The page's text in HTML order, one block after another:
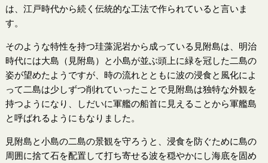
は、江戸時代から続く伝統的な工法で作られていると言いま
す。
そのような特性を持つ珪藻泥岩から成っている見附島は、明治
時代には大島（見附島）と小島が並ぶ頭上に緑を冠した二島の
姿が望めたようですが、時の流れとともに波の浸食と風化によ
って二島は少しずつ削れていったことで見附島は独特な外観を
持つようになり、しだいに軍艦の船首に見えることから軍艦島
と呼ばれるようにもなりました。
見附島と小島の二島の景観を守ろうと、浸食を防ぐために島の
周囲に捨て石を配置して打ち寄せる波を穏やかにし海底を固め